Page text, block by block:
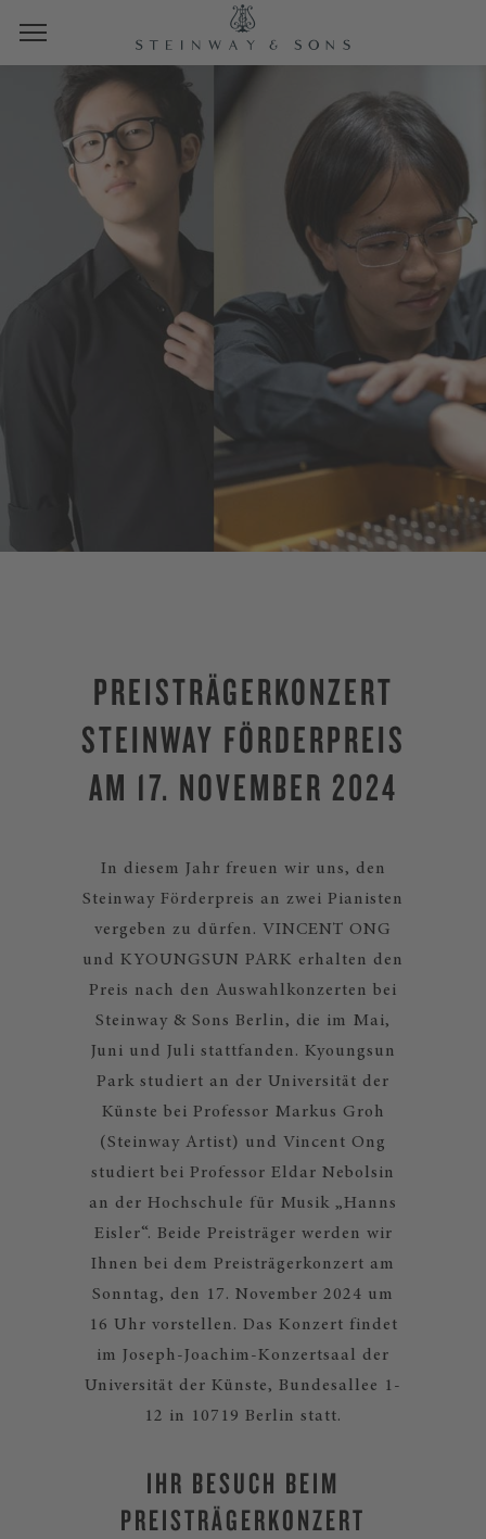
PREISTRÄGERKONZERT
STEINWAY FÖRDERPREIS
AM 17. NOVEMBER 2024
In diesem Jahr freuen wir uns, den
Steinway Förderpreis an zwei Pianisten
vergeben zu dürfen. VINCENT ONG
und KYOUNGSUN PARK erhalten den
Preis nach den Auswahlkonzerten bei
Steinway & Sons Berlin, die im Mai,
Juni und Juli stattfanden. Kyoungsun
Park studiert an der Universität der
Künste bei Professor Markus Groh
(Steinway Artist) und Vincent Ong
studiert bei Professor Eldar Nebolsin
an der Hochschule für Musik „Hanns
Eisler“. Beide Preisträger werden wir
Ihnen bei dem Preisträgerkonzert am
Sonntag, den 17. November 2024 um
16 Uhr vorstellen. Das Konzert findet
im Joseph-Joachim-Konzertsaal der
Universität der Künste, Bundesallee 1-
12 in 10719 Berlin statt.
IHR BESUCH BEIM
PREISTRÄGERKONZERT